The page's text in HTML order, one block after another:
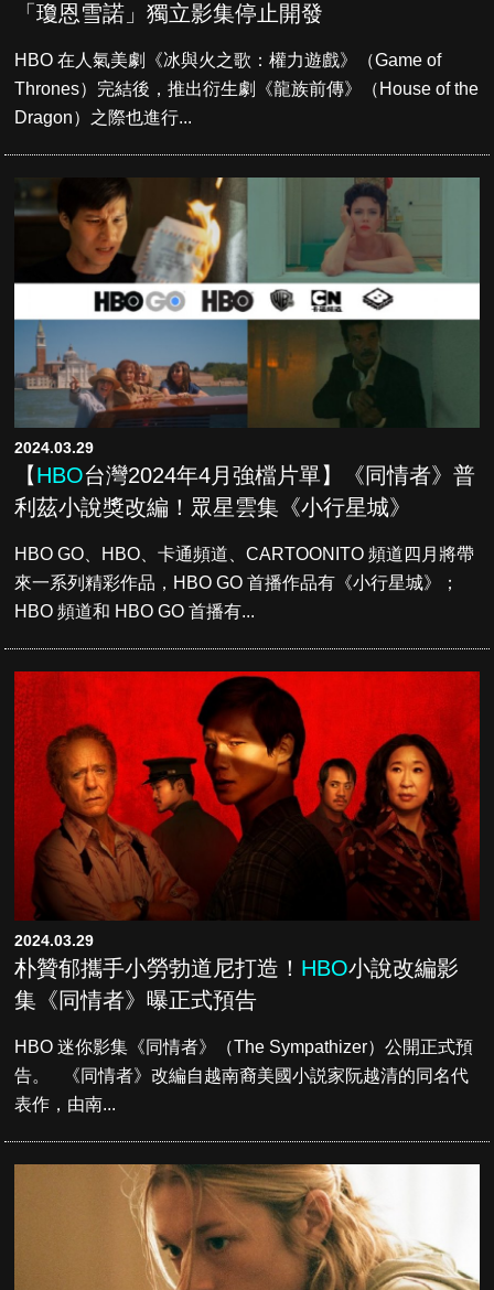
「瓊恩雪諾」獨立影集停止開發
HBO 在人氣美劇《冰與火之歌：權力遊戲》（Game of
Thrones）完結後，推出衍生劇《龍族前傳》（House of the
Dragon）之際也進行...
2024.03.29
【HBO台灣2024年4月強檔片單】《同情者》普
利茲小說獎改編！眾星雲集《小行星城》
HBO GO、HBO、卡通頻道、CARTOONITO 頻道四月將帶
來一系列精彩作品，HBO GO 首播作品有《小行星城》；
HBO 頻道和 HBO GO 首播有...
2024.03.29
朴贊郁攜手小勞勃道尼打造！ HBO小說改編影
集《同情者》曝正式預告
HBO 迷你影集《同情者》（The Sympathizer）公開正式預
告。 《同情者》改編自越南裔美國小説家阮越清的同名代
表作，由南...